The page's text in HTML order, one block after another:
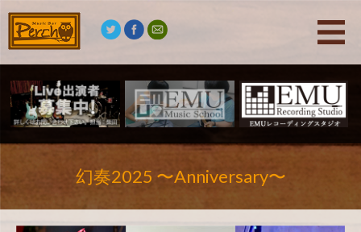
幻奏2025 〜Anniversary〜